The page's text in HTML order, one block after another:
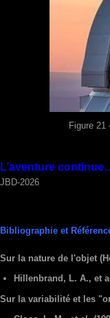
Figure 21
L’aventure
JBD-2026
Bibliographie et
Sur la nature de l'objet
Hillenbrand, L. A., et
Sur la variabilité et les